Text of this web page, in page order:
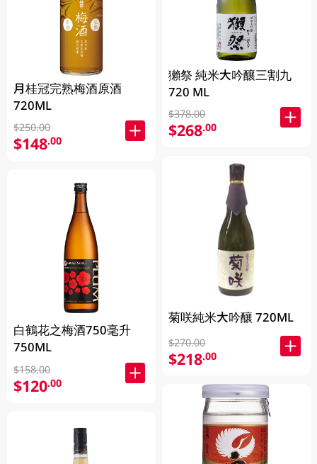
月桂冠完熟梅酒原酒
720ML
$250.00
$148.00
白鶴花之梅酒750毫升
750ML
$158.00
$120.00
獺祭 純米大吟釀三割九
720 ML
$378.00
$268.00
菊咲純米大吟釀 720ML
$270.00
$218.00